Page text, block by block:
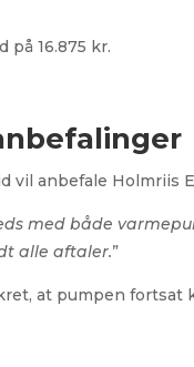
på 16.875 kr.
vil anbefale Holmriis
med både
alle aftaler.”
at pumpen fortsat